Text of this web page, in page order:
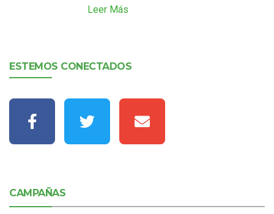
Leer Más
ESTEMOS CONECTADOS
CAMPAÑAS